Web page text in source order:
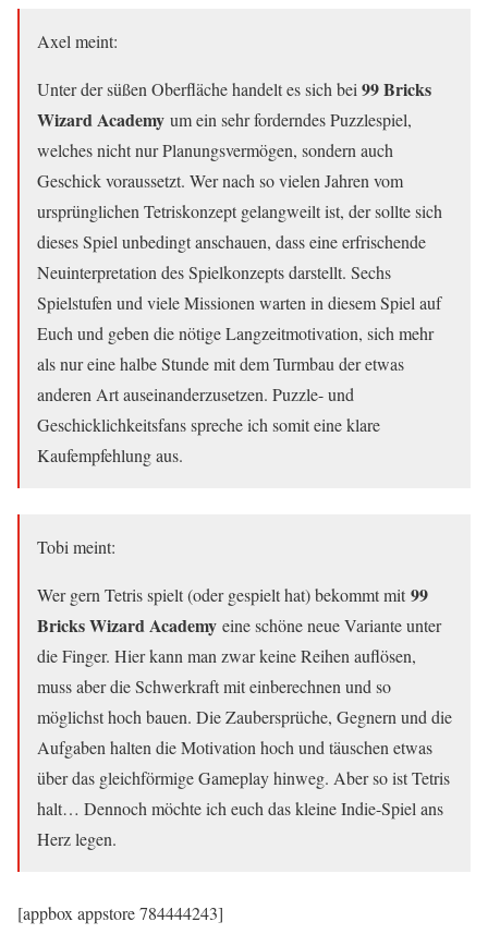
Axel meint:
Unter der süßen Oberfläche handelt es sich bei99 Bricks
Wizard Academy um ein sehr forderndes Puzzlespiel,
welches nicht nur Planungsvermögen, sondern auch
Geschick voraussetzt. Wer nach so vielen Jahren vom
ursprünglichen Tetriskonzept gelangweilt ist, der sollte sich
dieses Spiel unbedingt anschauen, dass eine erfrischende
Neuinterpretation des Spielkonzepts darstellt. Sechs
Spielstufen und viele Missionen warten in diesem Spiel auf
Euch und geben die nötige Langzeitmotivation, sich mehr
als nur eine halbe Stunde mit dem Turmbau der etwas
anderen Art auseinanderzusetzen. Puzzle- und
Geschicklichkeitsfans spreche ich somit eine klare
Kaufempfehlung aus.
Tobi meint:
Wer gern Tetris spielt (oder gespielt hat) bekommt mit 99
Bricks Wizard Academy eine schöne neue Variante unter
die Finger. Hier kann man zwar keine Reihen auflösen,
muss aber die Schwerkraft mit einberechnen und so
möglichst hoch bauen. Die Zaubersprüche, Gegnern und die
Aufgaben halten die Motivation hoch und täuschen etwas
über das gleichförmige Gameplay hinweg. Aber so ist Tetris
halt… Dennoch möchte ich euch das kleine Indie-Spiel ans
Herz legen.
[appbox appstore 784444243]